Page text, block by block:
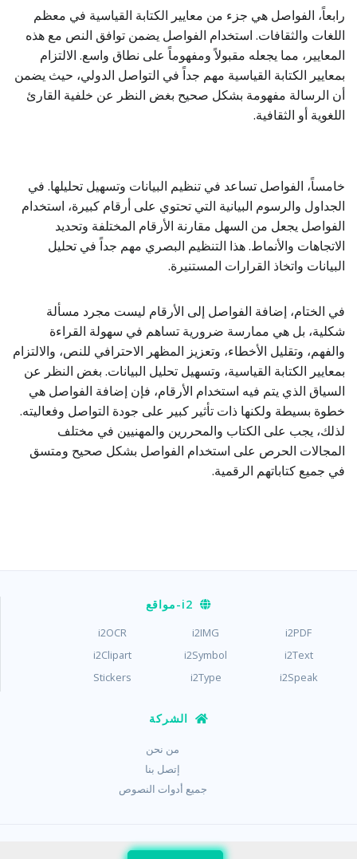
رابعاً، الفواصل هي جزء من معايير الكتابة القياسية في معظم
اللغات والثقافات. استخدام الفواصل يضمن توافق النص مع هذه
المعايير، مما يجعله مقبولاً ومفهوماً على نطاق واسع. الالتزام
بمعايير الكتابة القياسية مهم جداً في التواصل الدولي، حيث يضمن
أن الرسالة مفهومة بشكل صحيح بغض النظر عن خلفية القارئ
اللغوية أو الثقافية.
خامساً، الفواصل تساعد في تنظيم البيانات وتسهيل تحليلها. في
الجداول والرسوم البيانية التي تحتوي على أرقام كبيرة، استخدام
الفواصل يجعل من السهل مقارنة الأرقام المختلفة وتحديد
الاتجاهات والأنماط. هذا التنظيم البصري مهم جداً في تحليل
البيانات واتخاذ القرارات المستنيرة.
في الختام، إضافة الفواصل إلى الأرقام ليست مجرد مسألة
شكلية، بل هي ممارسة ضرورية تساهم في سهولة القراءة
والفهم، وتقليل الأخطاء، وتعزيز المظهر الاحترافي للنص، والالتزام
بمعايير الكتابة القياسية، وتسهيل تحليل البيانات. بغض النظر عن
السياق الذي يتم فيه استخدام الأرقام، فإن إضافة الفواصل هي
خطوة بسيطة ولكنها ذات تأثير كبير على جودة التواصل وفعاليته.
لذلك، يجب على الكتاب والمحررين والمهنيين في مختلف
المجالات الحرص على استخدام الفواصل بشكل صحيح ومتسق
في جميع كتاباتهم الرقمية.
i2-مواقع
i2PDF
i2IMG
i2OCR
i2Text
i2Symbol
i2Clipart
i2Speak
i2Type
Stickers
الشركة
من نحن
إتصل بنا
جميع أدوات النصوص
حماية الخصوصية / شروط الاستخدام